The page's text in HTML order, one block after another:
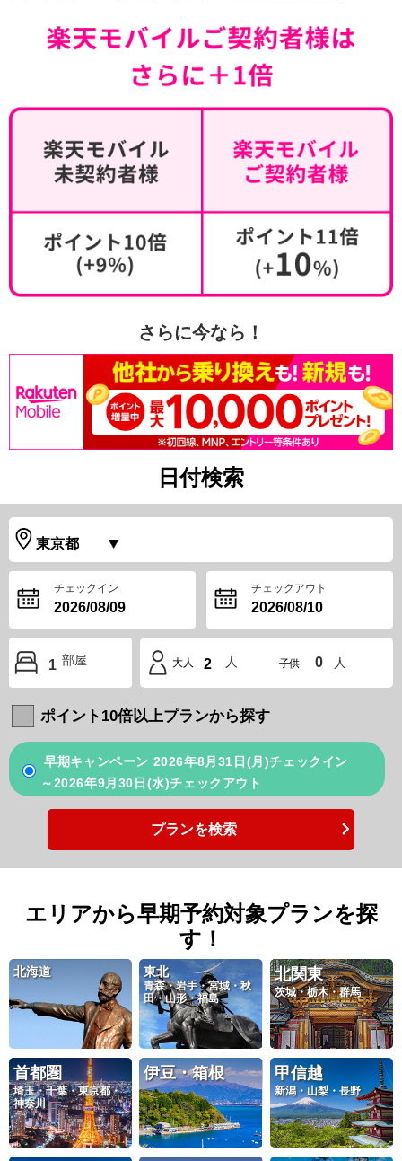
さらに今なら！
日付検索
チェックイン チェックアウト
1 部屋 大人 2 人 子供 0 人
ポイント10倍以上プランから探す
早期キャンペーン 2026年8月31日(月)チェックイン
～2026年9月30日(水)チェックアウト
プランを検索
エリアから早期予約対象プランを探
す！
北海道 東北
青森・岩手・宮城・秋
田・山形・福島
北関東
茨城・栃木・群馬
首都圏
埼玉・千葉・東京都・
神奈川
伊豆・箱根 甲信越
新潟・山梨・長野